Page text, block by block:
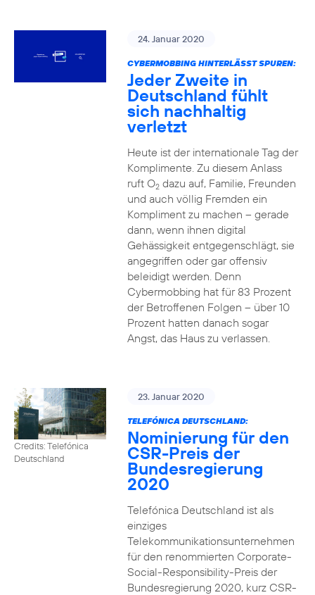
24. Januar 2020
CYBERMOBBING HINTERLÄSST SPUREN:
Jeder Zweite in
Deutschland fühlt
sich nachhaltig
verletzt
Heute ist der internationale Tag der
Komplimente. Zu diesem Anlass
ruft O2dazu auf, Familie, Freunden
und auch völlig Fremden ein
Kompliment zu machen – gerade
dann, wenn ihnen digital
Gehässigkeit entgegenschlägt, sie
angegriffen oder gar offensiv
beleidigt werden. Denn
Cybermobbing hat für 83 Prozent
der Betroffenen Folgen – über 10
Prozent hatten danach sogar
Angst, das Haus zu verlassen.
Credits: Telefónica
Deutschland
23. Januar 2020
TELEFÓNICA DEUTSCHLAND:
Nominierung für den
CSR-Preis der
Bundesregierung
2020
Telefónica Deutschland ist als
einziges
Telekommunikationsunternehmen
für den renommierten Corporate-
Social-Responsibility-Preis der
Bundesregierung 2020, kurz CSR-